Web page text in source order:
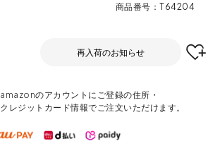
商品番号 T64204
再入荷のお知らせ
amazonのアカウントにご登録の住所・
クレジットカード情報でご注文いただけます。